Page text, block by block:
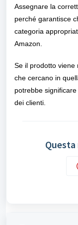
Assegnare la
perché garantisce
categoria
Amazon.
Se il prodotto viene
che cercano in
potrebbe
dei clienti.